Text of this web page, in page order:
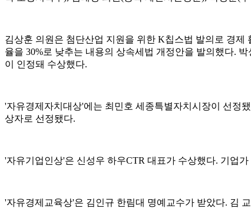
김상훈 의원은 첨단산업 지원을 위한 K칩스법 발의로 경
율을 30%로 낮추는 내용의 상속세법 개정안을 발의했다.
이 인정돼 수상했다.
'자유경제자치대상'에는 최민호 세종특별자치시장이 선정
상자로 선정됐다.
'자유기업인상'은 신성우 하우CTR 대표가 수상했다. 기업
'자유경제교육상'은 김인규 한림대 명예교수가 받았다. 김